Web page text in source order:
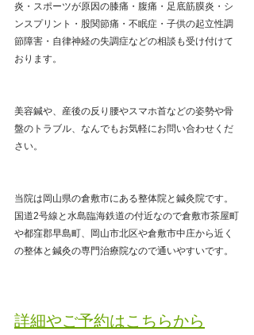
炎・スポーツが原因の膝痛・腹痛・足底筋膜炎・シ
ンスプリント・股関節痛・不眠症・子供の起立性調
節障害・自律神経の失調症などの相談も受け付けて
おります。
美容鍼や、産後の反り腰やスマホ首などの姿勢や骨
盤のトラブル、なんでもお気軽にお問い合わせくだ
さい。
当院は岡山県の倉敷市にある整体院と鍼灸院です。
国道2号線と水島臨海鉄道の付近なので倉敷市茶屋町
や都窪郡早島町、岡山市北区や倉敷市中庄から近く
の整体と鍼灸の専門治療院なので通いやすいです。
詳細やご予約はこちらから